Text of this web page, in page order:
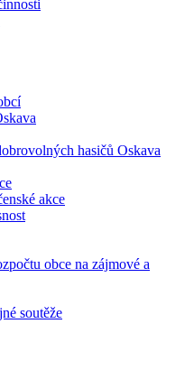
hasičů Oskava
akce
obce na zájmové a
soutěže